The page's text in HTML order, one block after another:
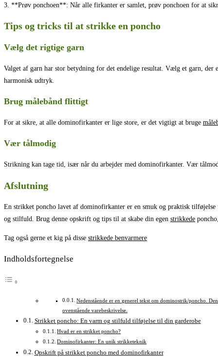
3. **Prøv ponchoen**: Når alle firkanter er samlet, prøv ponchoen for at
Tips og tricks til at strikke en poncho
Vælg det rigtige garn
Valget af garn har stor betydning for det endelige resultat. Vælg et garn,
harmonisk udtryk.
Brug målebånd flittigt
For at sikre, at alle dominofirkanter er lige store, er det vigtigt at bruge
Vær tålmodig
Strikning kan tage tid, især når du arbejder med dominofirkanter. Vær
Afslutning
En strikket poncho lavet af dominofirkanter er en smuk og praktisk
og stilfuld. Brug denne opskrift og tips til at skabe din egen strikkede
Tag også gerne et kig på disse strikkede benvarmere
Indholdsfortegnelse
Nedenstående er en generel tekst om dominostrik/poncho.
ovenstående varebeskrivelse.
Strikket poncho: En varm og stilfuld tilføjelse til din garderobe
Hvad er en strikket poncho?
Dominofirkanter: En unik strikketeknik
Opskrift på strikket poncho med dominofirkanter